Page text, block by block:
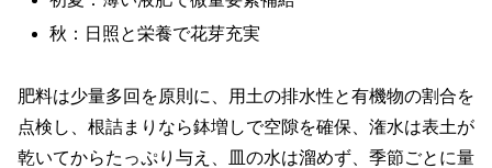
秋：日照と栄養で花芽充実
肥料は少量多回を原則に、用土の排水性と有機物の割合を
点検し、根詰まりなら鉢増しで空隙を確保、潅水は表土が
乾いてからたっぷり与え、皿の水は溜めず、季節ごとに量